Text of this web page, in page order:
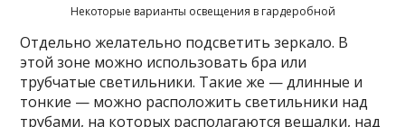
Некоторые варианты освещения в гардеробной
Отдельно желательно подсветить зеркало. В
этой зоне можно использовать бра или
трубчатые светильники. Такие же — длинные и
тонкие — можно расположить светильники над
трубами, на которых располагаются вешалки, над